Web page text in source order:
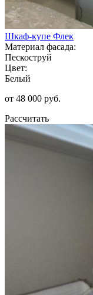
Шкаф-купе Флек
Материал фасада:
Пескоструй
Цвет:
Белый
от 48 000 руб.
Рассчитать